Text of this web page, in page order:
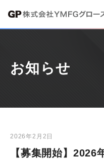
お知らせ
2026年2月2日
【募集開始】2026